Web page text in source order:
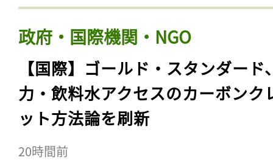
政府・国際機関・NGO
【国際】ゴールド・スタンダード
力・飲料水アクセスのカーボンク
ット方法論を刷新
20時間前